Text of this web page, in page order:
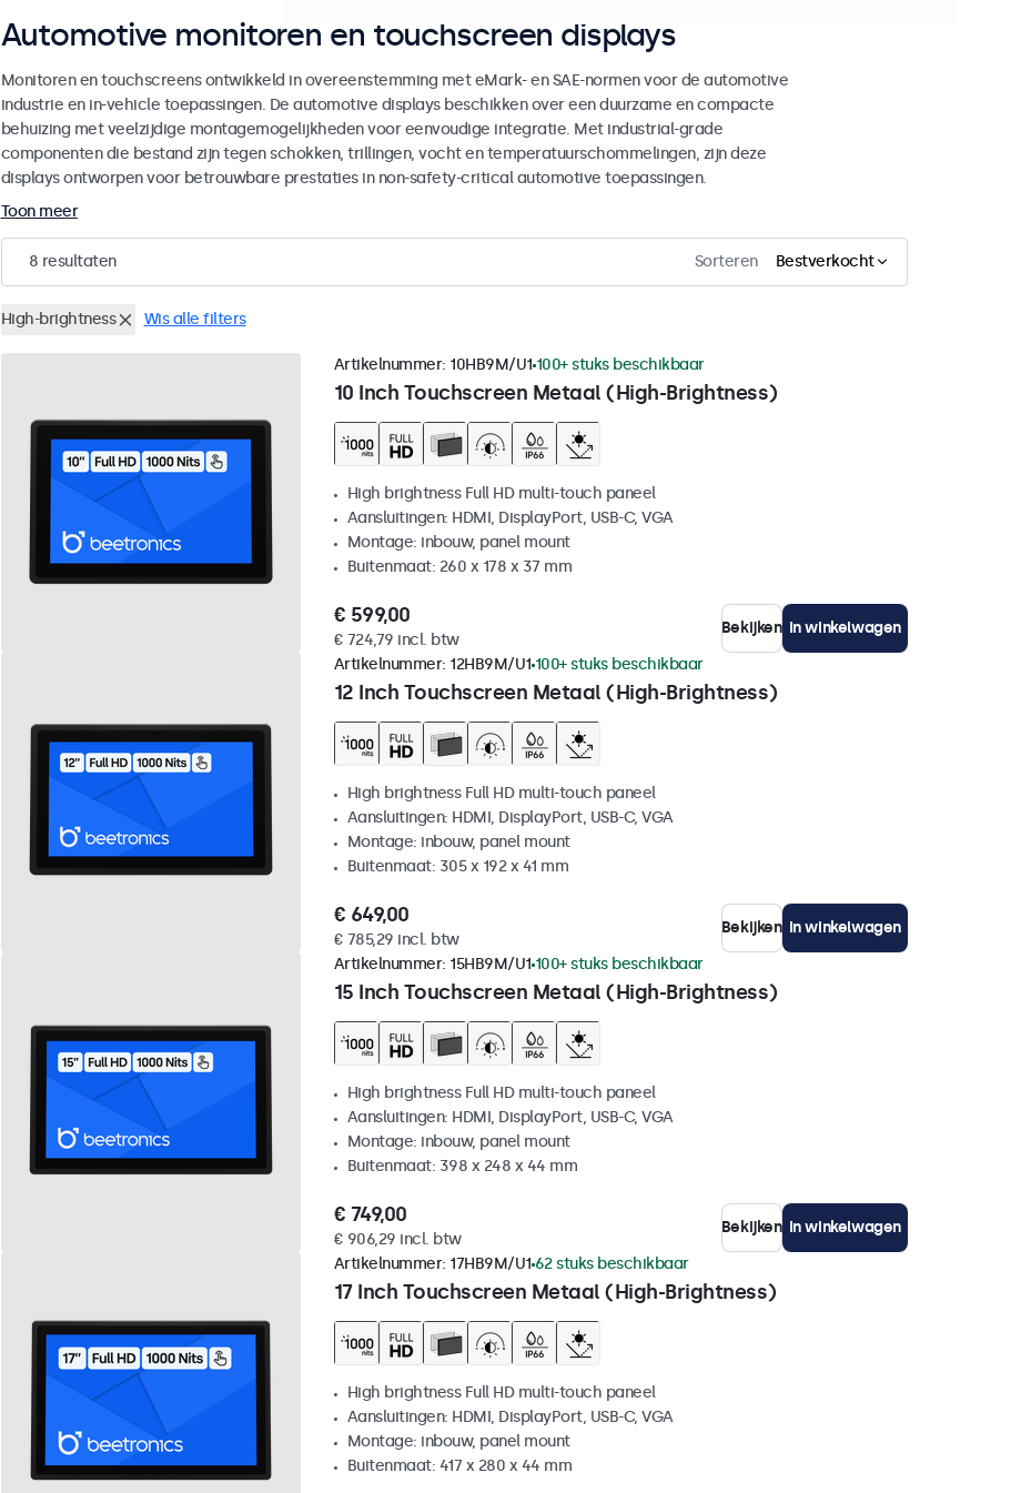
Automotive monitoren en touchscreen displays
Monitoren en touchscreens ontwikkeld in overeenstemming met eMark- en SAE-normen voor de automotive
industrie en in-vehicle toepassingen. De automotive displays beschikken over een duurzame en compacte
behuizing met veelzijdige montagemogelijkheden voor eenvoudige integratie. Met industrial-grade
componenten die bestand zijn tegen schokken, trillingen, vocht en temperatuurschommelingen, zijn deze
displays ontworpen voor betrouwbare prestaties in non-safety-critical automotive toepassingen.
Toon meer
8 resultaten Sorteren Bestverkocht
High-brightness Wis alle filters
10 Inch Touchscreen Metaal (High-Brightness)
Artikelnummer: 10HB9M/U1 100+ stuks beschikbaar
High brightness Full HD multi-touch paneel
Aansluitingen: HDMI, DisplayPort, USB-C, VGA
Montage: inbouw, panel mount
Buitenmaat: 260 x 178 x 37 mm
€ 599,00
€ 724,79 incl. btw
Bekijken In winkelwagen
12 Inch Touchscreen Metaal (High-Brightness)
Artikelnummer: 12HB9M/U1 100+ stuks beschikbaar
High brightness Full HD multi-touch paneel
Aansluitingen: HDMI, DisplayPort, USB-C, VGA
Montage: inbouw, panel mount
Buitenmaat: 305 x 192 x 41 mm
€ 649,00
€ 785,29 incl. btw
Bekijken In winkelwagen
15 Inch Touchscreen Metaal (High-Brightness)
Artikelnummer: 15HB9M/U1 100+ stuks beschikbaar
High brightness Full HD multi-touch paneel
Aansluitingen: HDMI, DisplayPort, USB-C, VGA
Montage: inbouw, panel mount
Buitenmaat: 398 x 248 x 44 mm
€ 749,00
€ 906,29 incl. btw
Bekijken In winkelwagen
17 Inch Touchscreen Metaal (High-Brightness)
Artikelnummer: 17HB9M/U1 62 stuks beschikbaar
High brightness Full HD multi-touch paneel
Aansluitingen: HDMI, DisplayPort, USB-C, VGA
Montage: inbouw, panel mount
Buitenmaat: 417 x 280 x 44 mm